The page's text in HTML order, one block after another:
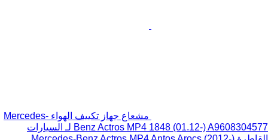
مشعاع جهاز تكييف الهواء Mercedes-
Benz Actros MP4 1848 (01.12-) A9608304577 لـ السيارات